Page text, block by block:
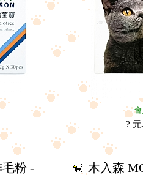
? 元
毛粉 -
木入森